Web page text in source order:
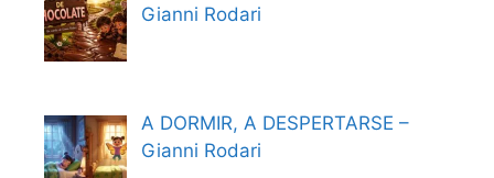
Gianni Rodari
A DORMIR, A DESPERTARSE –
Gianni Rodari